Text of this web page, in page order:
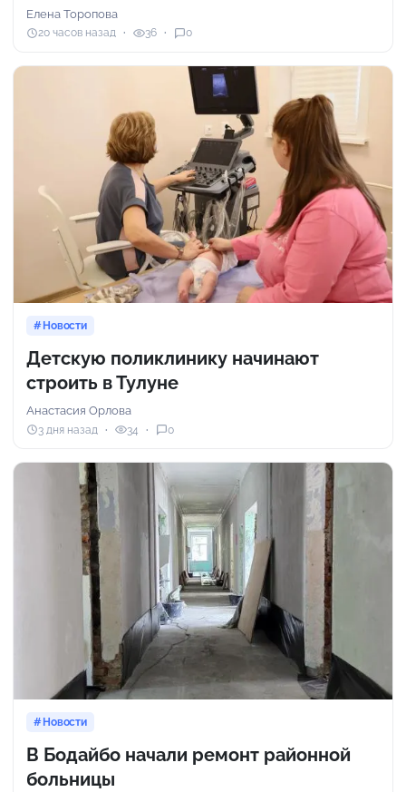
Елена Торопова
20 часов назад 36 0
Новости
Детскую поликлинику начинают
строить в Тулуне
Анастасия Орлова
3 дня назад 34 0
Новости
В Бодайбо начали ремонт районной
больницы